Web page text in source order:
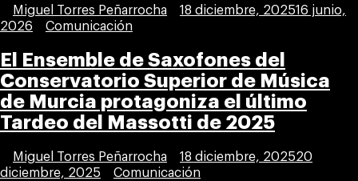
Publicada
por
Miguel Torres Peñarrocha 18 diciembre, 202516 junio,
2026
Publicada
Comunicación
El Ensemble de Saxofones del
Conservatorio Superior de Música
de Murcia protagoniza el último
Tardeo del Massotti de 2025
Publicada
por
Miguel Torres Peñarrocha 18 diciembre, 202520
diciembre, 2025
Publicada
Comunicación